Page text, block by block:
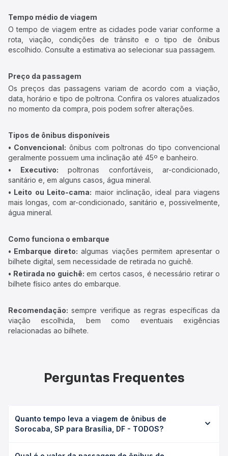
Tempo médio de viagem
O tempo de viagem entre as cidades pode variar conforme a
rota, viação, condições de trânsito e o tipo de ônibus
escolhido. Consulte a estimativa ao selecionar sua passagem.
Preço da passagem
Os preços das passagens variam de acordo com a viação,
data, horário e tipo de poltrona. Confira os valores atualizados
no momento da compra, pois podem sofrer alterações.
Tipos de ônibus disponíveis
• Convencional: ônibus com poltronas do tipo convencional
geralmente possuem uma inclinação até 45º e banheiro.
• Executivo: poltronas confortáveis, ar-condicionado,
sanitário e, em alguns casos, água mineral.
• Leito ou Leito-cama: maior inclinação, ideal para viagens
mais longas, com ar-condicionado, sanitário e, possivelmente,
água mineral.
Como funciona o embarque
• Embarque direto: algumas viações permitem apresentar o
bilhete digital, sem necessidade de retirada no guichê.
• Retirada no guichê: em certos casos, é necessário retirar o
bilhete físico antes do embarque.
Recomendação: sempre verifique as regras específicas da
viação escolhida, bem como eventuais exigências
relacionadas ao bilhete.
Perguntas Frequentes
Quanto tempo leva a viagem de ônibus de
Sorocaba, SP para Brasília, DF - TODOS?